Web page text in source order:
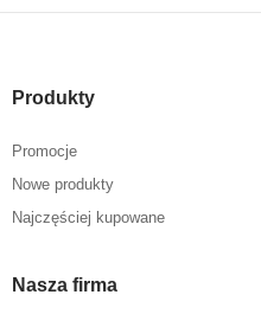
Produkty
Promocje
Nowe produkty
Najczęściej kupowane
Nasza firma